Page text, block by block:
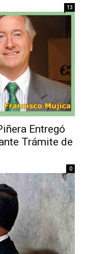
13
Entregó
Trámite de
0